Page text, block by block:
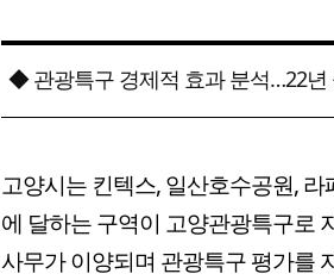
◆ 관광특구 경제적 효과 분석…22년
고양시는 킨텍스, 일산호수공원,
에 달하는 구역이 고양관광특구로
사무가 이양되며 관광특구 평가를